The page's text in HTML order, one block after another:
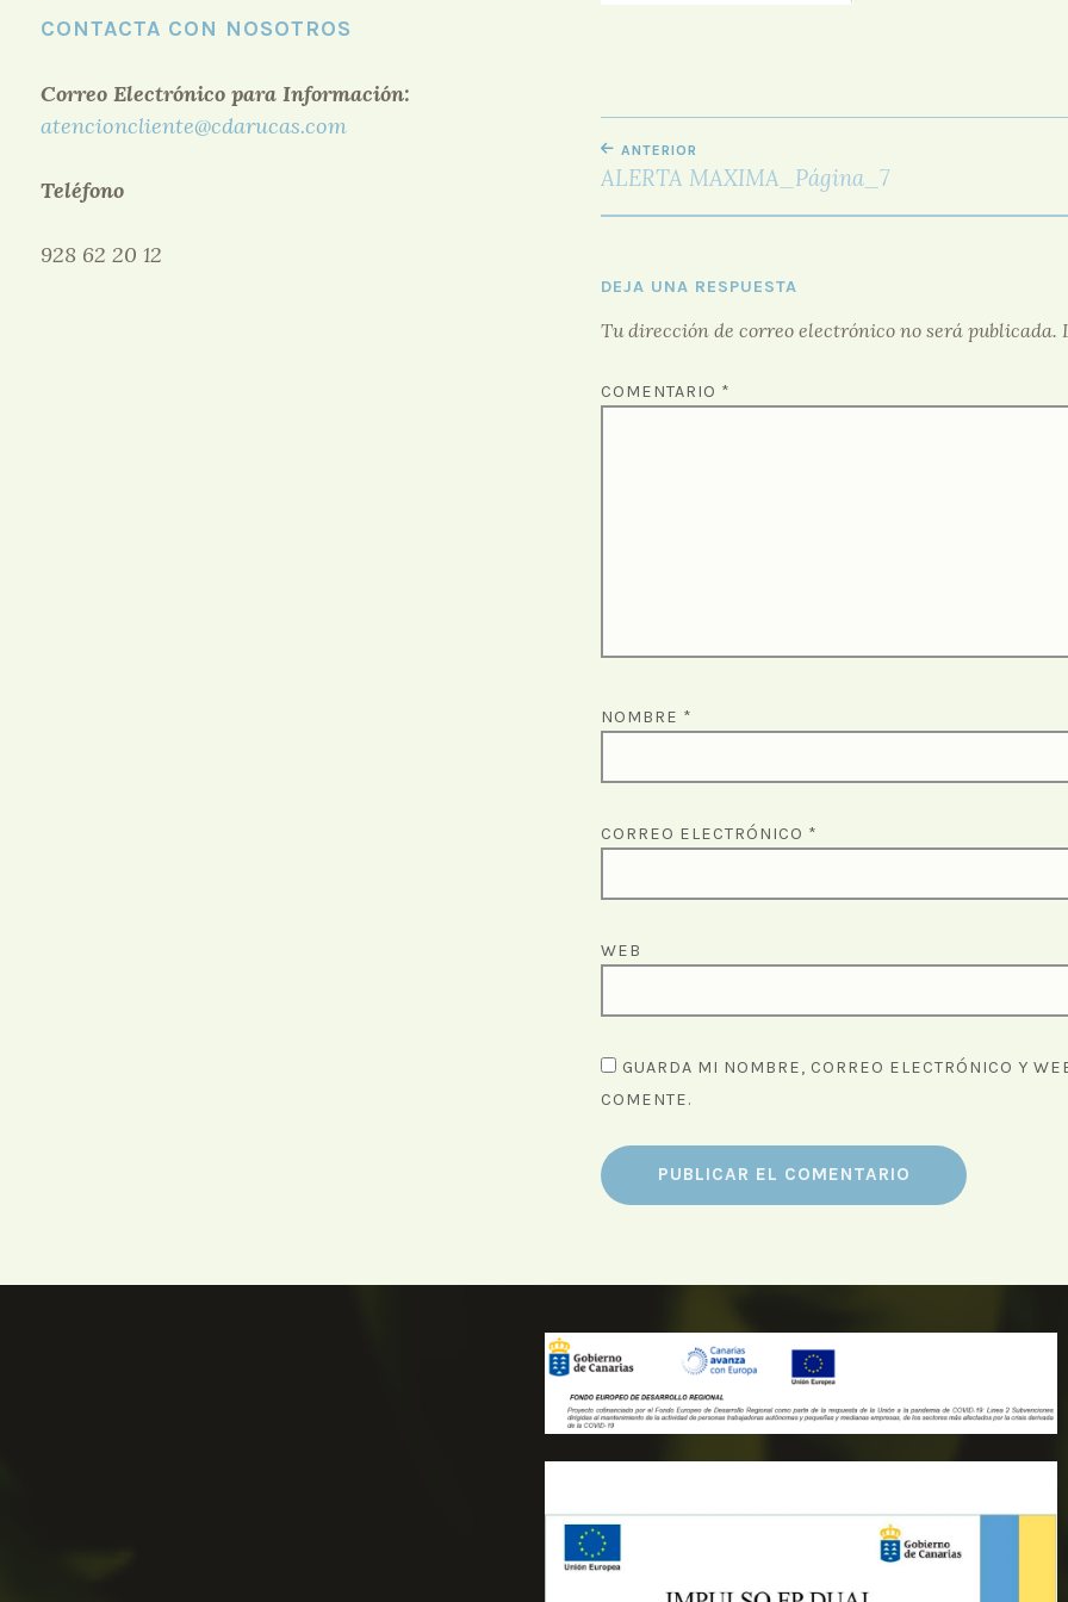
NAVEGACIÓN
DE
ENTRADAS
ANTERIOR
ALERTA MAXIMA_Página_7
DEJA UNA RESPUESTA
Tu dirección de correo electrónico no será publicada.
COMENTARIO *
NOMBRE *
CORREO ELECTRÓNICO *
WEB
GUARDA MI NOMBRE, CORREO ELECTRÓNICO Y
COMENTE.
CONTACTA CON NOSOTROS
Correo Electrónico para Información:
atencioncliente@cdarucas.com
Teléfono
928 62 20 12